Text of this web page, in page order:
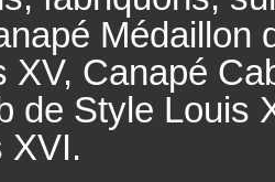
Médaillon
XV, Canapé
de Style Louis
XVI.